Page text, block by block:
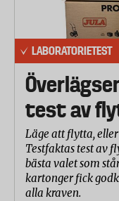
LABORATORIETEST
test av
Läge att flytta,
Testfaktas test av
bästa valet som
kartonger fick
alla kraven.